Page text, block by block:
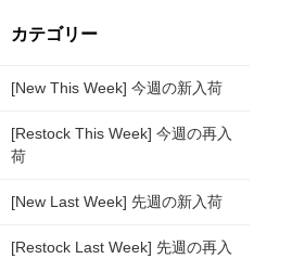
カテゴリー
[New This Week] 今週の新入荷
[Restock This Week] 今週の再入
荷
[New Last Week] 先週の新入荷
[Restock Last Week] 先週の再入